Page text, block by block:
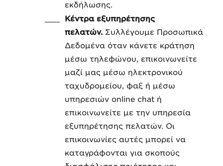
εκδήλωσης.
Κέντρα εξυπηρέτησης
πελατών. Συλλέγουμε Προσωπικά
Δεδομένα όταν κάνετε κράτηση
μέσω τηλεφώνου, επικοινωνείτε
μαζί μας μέσω ηλεκτρονικού
ταχυδρομείου, φαξ ή μέσω
υπηρεσιών online chat ή
επικοινωνείτε με την υπηρεσία
εξυπηρέτησης πελατών. Οι
επικοινωνίες αυτές μπορεί να
καταγράφονται για σκοπούς